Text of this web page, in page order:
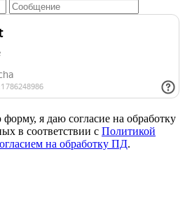
я даю согласие на обработку
в соответствии с Политикой
на обработку ПД.